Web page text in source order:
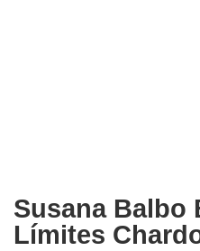
Susana Balbo
Límites